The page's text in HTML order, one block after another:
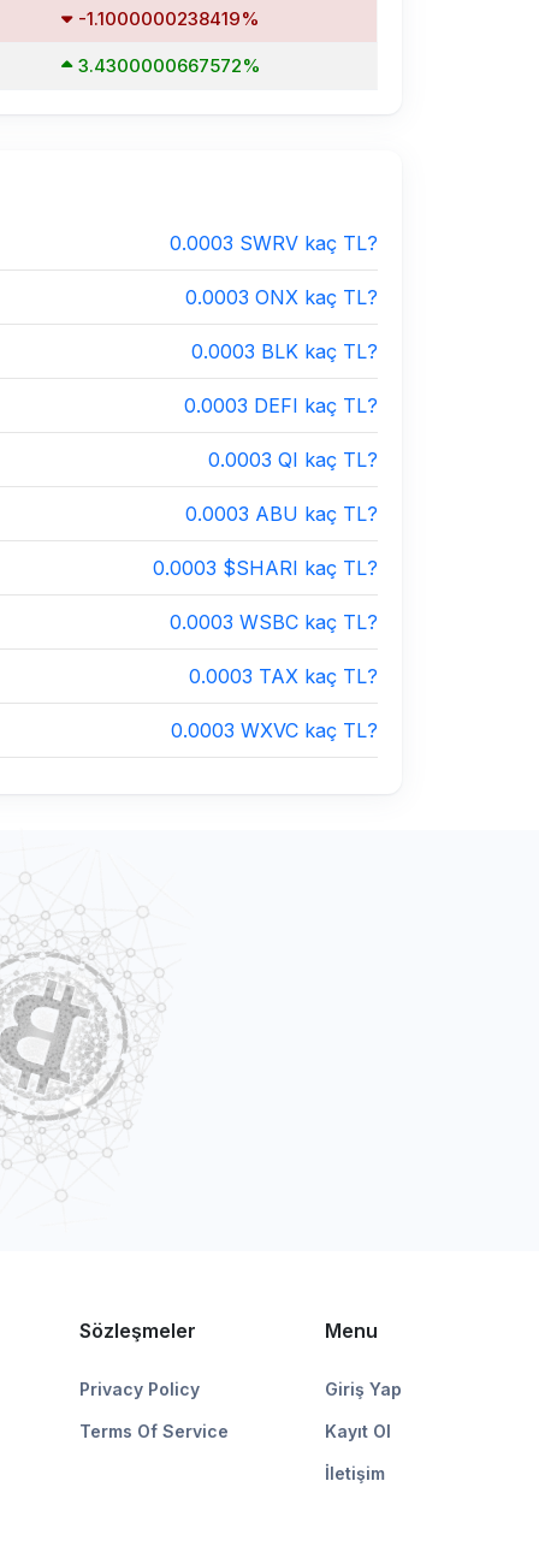
-1.1000000238419%
3.4300000667572%
0.0003 SWRV kaç TL?
0.0003 ONX kaç TL?
0.0003 BLK kaç TL?
0.0003 DEFI kaç TL?
0.0003 QI kaç TL?
0.0003 ABU kaç TL?
0.0003 $SHARI kaç TL?
0.0003 WSBC kaç TL?
0.0003 TAX kaç TL?
0.0003 WXVC kaç TL?
Sözleşmeler
Privacy Policy
Terms Of Service
Menu
Giriş Yap
Kayıt Ol
İletişim